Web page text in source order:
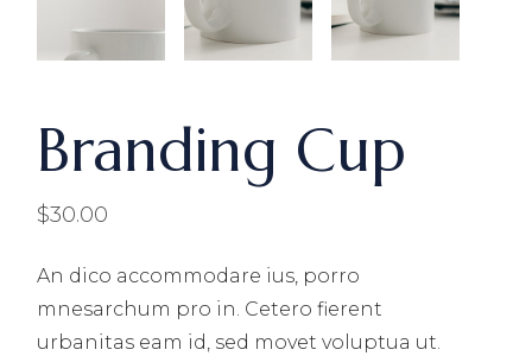
Branding Cup
$30.00
An dico accommodare ius, porro
mnesarchum pro in. Cetero fierent
urbanitas eam id, sed movet voluptua ut.